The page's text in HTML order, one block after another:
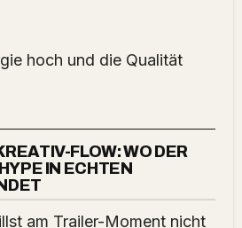
hoch und die Qualität
FLOW: WO DER
IN ECHTEN
am Trailer-Moment nicht